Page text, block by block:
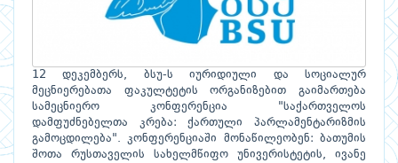
12 დეკემბერს, ბსუ-ს იურიდიული და სოციალურ
მეცნიერებათა ფაკულტეტის ორგანიზებით გაიმართება
სამეცნიერო კონფერენცია "საქართველოს
დამფუძნებელთა კრება: ქართული პარლამენტარიზმის
გამოცდილება". კონფერენციაში მონაწილეობენ: ბათუმის
შოთა რუსთაველის სახელმწიფო უნივერისტეტის, ივანე